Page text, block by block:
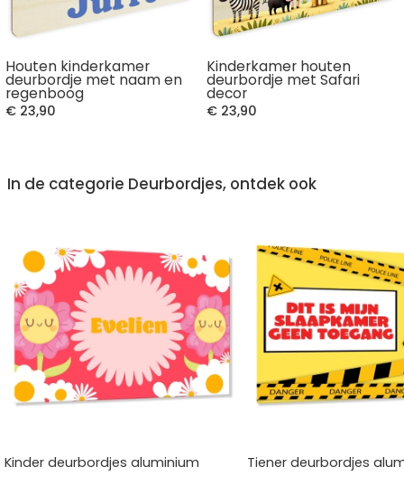
Houten kinderkamer
deurbordje met naam en
regenboog
€ 23,90
Kinderkamer houten
deurbordje met Safari
decor
€ 23,90
In de categorie Deurbordjes, ontdek ook
Kinder deurbordjes aluminium Tiener deurbordjes